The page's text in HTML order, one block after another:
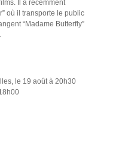
Il a récemment
où il transporte le public
“Madame Butterfly”
le 19 août à 20h30